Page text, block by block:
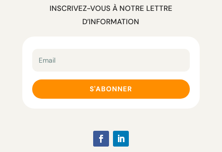
INSCRIVEZ-VOUS À NOTRE LETTRE
D’INFORMATION
S'ABONNER